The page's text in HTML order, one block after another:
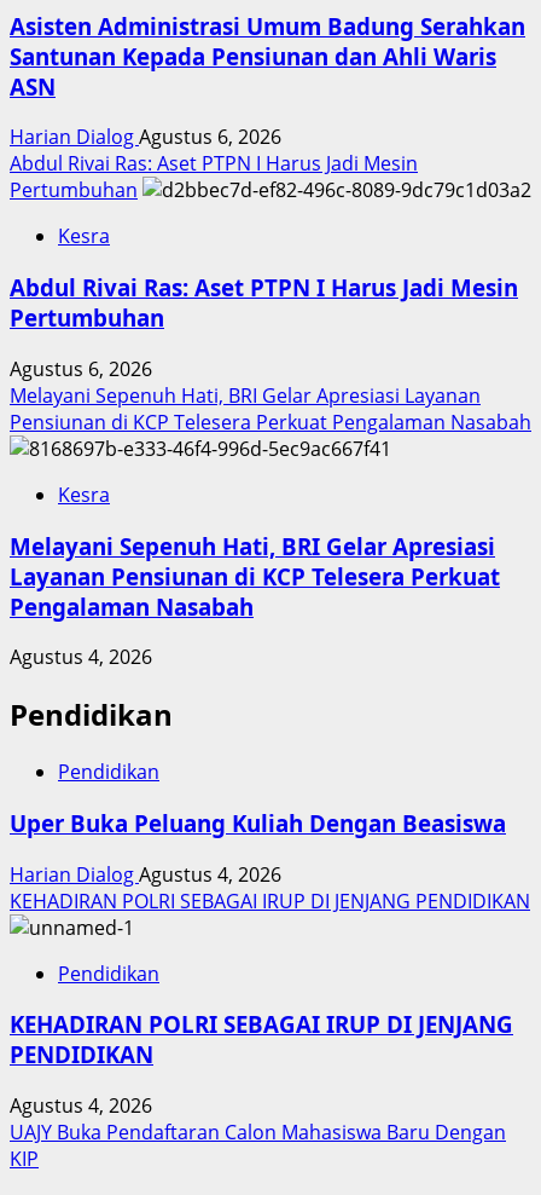
Asisten Administrasi Umum Badung Serahkan
Santunan Kepada Pensiunan dan Ahli Waris
ASN
Harian DialogAgustus 6, 2026
Abdul Rivai Ras: Aset PTPN I Harus Jadi Mesin
Pertumbuhan
Kesra
Abdul Rivai Ras: Aset PTPN I Harus Jadi Mesin
Pertumbuhan
Agustus 6, 2026
Melayani Sepenuh Hati, BRI Gelar Apresiasi Layanan
Pensiunan di KCP Telesera Perkuat Pengalaman Nasabah
Kesra
Melayani Sepenuh Hati, BRI Gelar Apresiasi
Layanan Pensiunan di KCP Telesera Perkuat
Pengalaman Nasabah
Agustus 4, 2026
Pendidikan
Pendidikan
Uper Buka Peluang Kuliah Dengan Beasiswa
Harian DialogAgustus 4, 2026
KEHADIRAN POLRI SEBAGAI IRUP DI JENJANG PENDIDIKAN
Pendidikan
KEHADIRAN POLRI SEBAGAI IRUP DI JENJANG
PENDIDIKAN
Agustus 4, 2026
UAJY Buka Pendaftaran Calon Mahasiswa Baru Dengan
KIP